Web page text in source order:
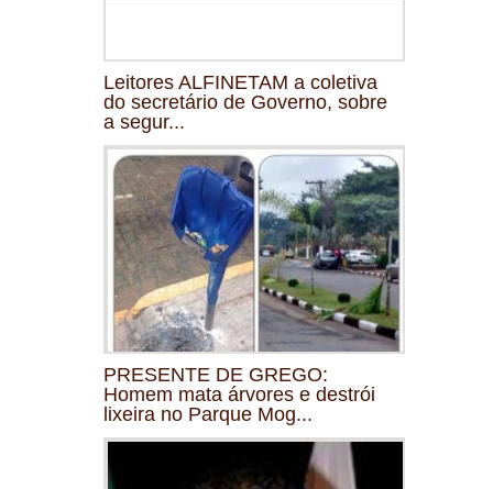
Leitores ALFINETAM a coletiva
do secretário de Governo, sobre
a segur...
PRESENTE DE GREGO:
Homem mata árvores e destrói
lixeira no Parque Mog...